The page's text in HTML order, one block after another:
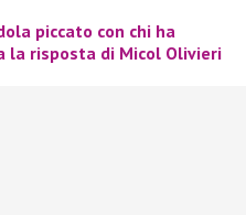
piccato con chi ha
la risposta di Micol Olivieri